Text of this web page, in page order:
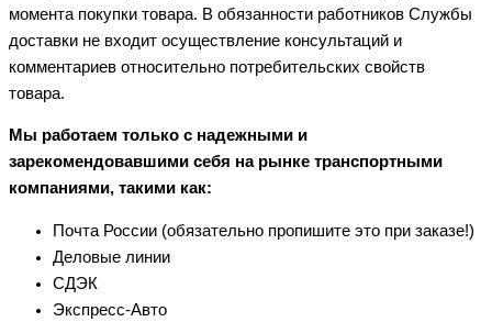
момента покупки товара. В обязанности работников Службы
доставки не входит осуществление консультаций и
комментариев относительно потребительских свойств
товара.
Мы работаем только с надежными и
зарекомендовавшими себя на рынке транспортными
компаниями, такими как:
Почта России (обязательно пропишите это при заказе!)
Деловые линии
СДЭК
Экспресс-Авто